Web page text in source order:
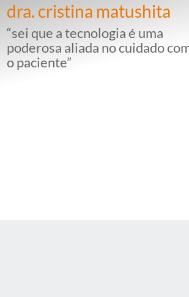
dra. cristina matushita
“sei que a tecnologia é uma
poderosa aliada no cuidado
o paciente”